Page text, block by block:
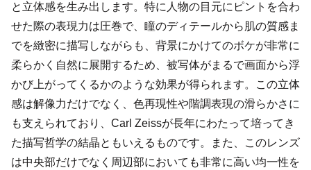
と立体感を生み出します。特に人物の目元にピントを合わ
せた際の表現力は圧巻で、瞳のディテールから肌の質感ま
でを緻密に描写しながらも、背景にかけてのボケが非常に
柔らかく自然に展開するため、被写体がまるで画面から浮
かび上がってくるかのような効果が得られます。この立体
感は解像力だけでなく、色再現性や階調表現の滑らかさに
も支えられており、Carl Zeissが長年にわたって培ってき
た描写哲学の結晶ともいえるものです。また、このレンズ
は中央部だけでなく周辺部においても非常に高い均一性を